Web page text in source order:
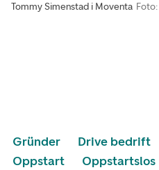
Tommy Simenstad i Moventa
Gründer Drive bedrift
Oppstart
Oppstartslos